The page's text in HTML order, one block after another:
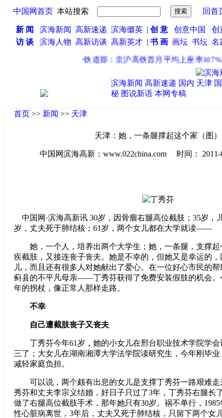
中国网首页 本站搜索 回首
新 闻 滨海新闻 高新速递 滨海缀英| 创 意 创意中国
创
访 谈
滨海人物 高新访谈 高新英才 | 书 画 画坛 书坛 名
铁道部：京沪高铁首月平均上座率107%·
滨海新闻 高新速递 国内 天津
秘 图说新语 本网专稿
首页 >> 新闻 >> 天津
天津：她，一条腿撑起这个家（图）
中国网滨海高新：www.022china.com 时间： 2011-
中国网·滨海高新讯 30岁，因骨瘤右腿高位截肢；35岁，
岁，丈夫死于肺结核；61岁，两个女儿都在大学就读——
她，一个人，培养出两个大学生；她，一条腿，支撑起
疾截肢，又接连丧子丧夫。她是不幸的，但她又是幸运的
儿，而且还有很多人对她献出了爱心。在一位好心市民的
蓟县的不平凡母亲——丁秀芬获得了免费安装假肢的机会。
年的拐杖，像正常人那样走路。
不幸
自己遭截肢丧子又丧夫
丁秀芬今年61岁，她的小女儿在邢台职业技术学院学会
三了；大女儿在湖南湘潭大学法学院读研究生，今年刚毕
减轻家庭负担。
可以说，两个颇有出息的女儿是支撑丁秀芬一路艰难走
秀芬和丈夫李宗义结婚，好日子只过了3年，丁秀芬右腿长
做了右腿高位截肢手术，那年她只有30岁。祸不单行，
性心脏病离世，3年后，丈夫又死于肺结核，只留下两个女